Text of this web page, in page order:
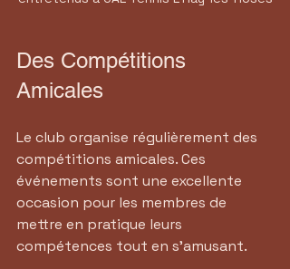
Des Compétitions
Amicales
Le club organise régulièrement des
compétitions amicales. Ces
événements sont une excellente
occasion pour les membres de
mettre en pratique leurs
compétences tout en s'amusant.